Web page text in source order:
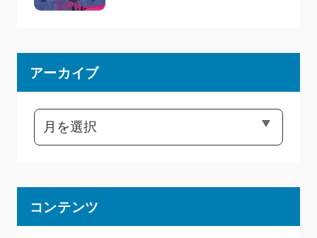
アーカイブ
コンテンツ